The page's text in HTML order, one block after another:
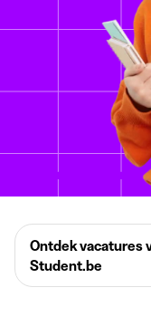
Ontdek vacatures
Student.be